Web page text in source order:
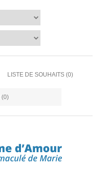
LISTE DE SOUHAITS (0)
(0)